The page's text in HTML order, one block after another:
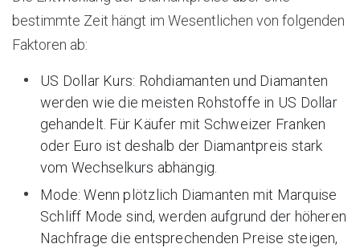
bestimmte Zeit hängt im Wesentlichen von folgenden
Faktoren ab:
US Dollar Kurs: Rohdiamanten und Diamanten
werden wie die meisten Rohstoffe in US Dollar
gehandelt. Für Käufer mit Schweizer Franken
oder Euro ist deshalb der Diamantpreis stark
vom Wechselkurs abhängig.
Mode: Wenn plötzlich Diamanten mit Marquise
Schliff Mode sind, werden aufgrund der höheren
Nachfrage die entsprechenden Preise steigen,